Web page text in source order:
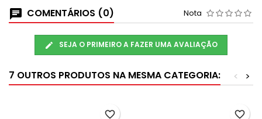
COMENTÁRIOS (0) Nota
SEJA O PRIMEIRO A FAZER UMA AVALIAÇÃO
7 OUTROS PRODUTOS NA MESMA CATEGORIA: >
<
favorite_border favorite_border